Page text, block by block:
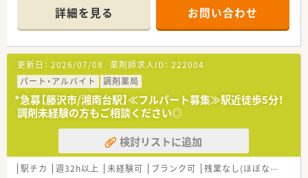
■内科ほか、面で幅広く応需しています
■認定薬剤師資格取得や、在宅業務へのかかわりによって時給ア
ップも！
■電子薬歴、散剤監査システム、自動散剤分包機、薬剤発注シス
テム等の最新機材も揃っており、お仕事をサポート！
■週4～5日の社会保険加入パート
■18時・19時まで勤務出来る方の募集です
詳細を見る お問い合わせ
更新日： 2026/07/08 薬剤師求人ID： 222004
パート・アルバイト
調剤薬局
*急募【藤沢市/湘南台駅】≪フルパート募集≫駅近徒歩5分！
調剤未経験の方もご相談ください◎
検討リストに追加
駅チカ 週32h以上 未経験可 ブランク可 残業なし(ほぼなし含む)